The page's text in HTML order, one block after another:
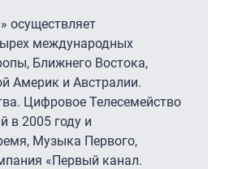
осуществляет
международных
Ближнего Востока,
Америк и Австралии.
Цифровое Телесемейство
в 2005 году и
Музыка Первого,
«Первый канал.